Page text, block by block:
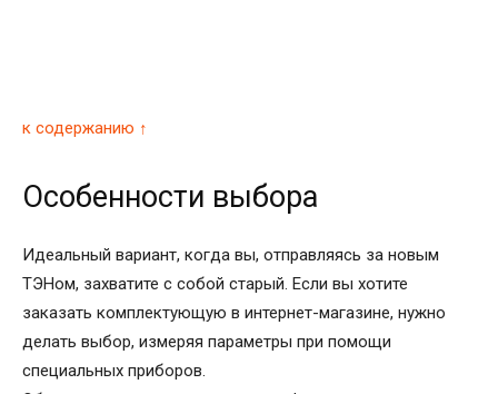
к содержанию ↑
Особенности выбора
Идеальный вариант, когда вы, отправляясь за новым
ТЭНом, захватите с собой старый. Если вы хотите
заказать комплектующую в интернет-магазине, нужно
делать выбор, измеряя параметры при помощи
специальных приборов.